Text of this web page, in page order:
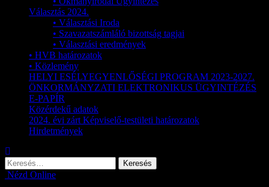
Választás 2024.
• Választási Iroda
• Szavazatszámláló bizottság tagjai
• Választási eredmények
• HVB határozatok
• Közlemény
HELYI ESÉLYEGYENLŐSÉGI PROGRAM 2023-2027.
ÖNKORMÁNYZATI ELEKTRONIKUS ÜGYINTÉZÉS
E-PAPÍR
Közérdekű adatok
2024. évi zárt Képviselő-testületi határozatok
Hirdetmények
Nézd Online